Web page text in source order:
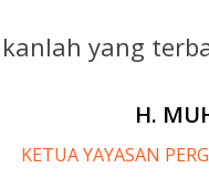
yang
H.
KETUA YAYASAN